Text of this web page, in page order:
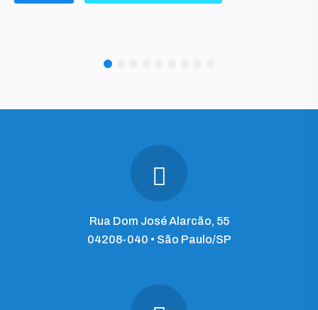
4
Rua Dom José Alarcão, 55
04208-040 • São Paulo/SP